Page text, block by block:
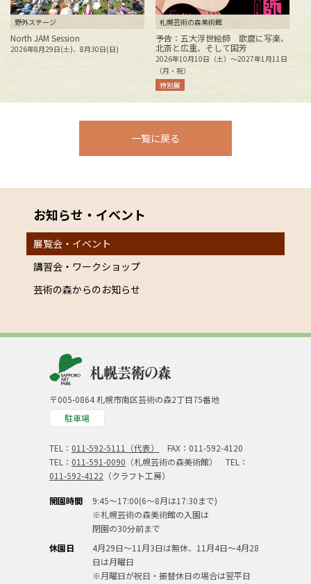
野外ステージ
North JAM Session
2026年8月29日(土)、8月30日(日)
札幌芸術の森美術館
予告：五大浮世絵師 歌麿に写楽、
北斎と広重、そして国芳
2026年10月10日（土）～2027年1月11日
（月・祝）
特別展
一覧に戻る
お知らせ・イベント
展覧会・イベント
講習会・ワークショップ
芸術の森からのお知らせ
〒005-0864 札幌市南区芸術の森2丁目75番地
駐車場
TEL： 011-592-5111（代表）
FAX：011-592-4120
TEL： 011-591-0090 （札幌芸術の森美術館） TEL：
011-592-4122 （クラフト工房）
開園時間
9:45～17:00(6～8月は17:30まで)
※札幌芸術の森美術館の入園は
閉園の30分前まで
休園日
4月29日～11月3日は無休、11月4日～4月28
日は月曜日
※月曜日が祝日・振替休日の場合は翌平日